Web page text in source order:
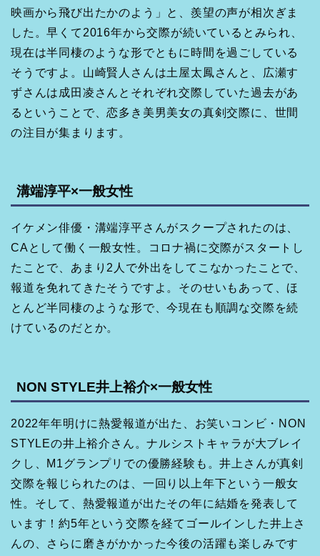
映画から飛び出たかのよう」と、羨望の声が相次ぎま
した。早くて2016年から交際が続いているとみられ、
現在は半同棲のような形でともに時間を過ごしている
そうですよ。山崎賢人さんは土屋太鳳さんと、広瀬す
ずさんは成田凌さんとそれぞれ交際していた過去があ
るということで、恋多き美男美女の真剣交際に、世間
の注目が集まります。
溝端淳平×一般女性
イケメン俳優・溝端淳平さんがスクープされたのは、
CAとして働く一般女性。コロナ禍に交際がスタートし
たことで、あまり2人で外出をしてこなかったことで、
報道を免れてきたそうですよ。そのせいもあって、ほ
とんど半同棲のような形で、今現在も順調な交際を続
けているのだとか。
NON STYLE井上裕介×一般女性
2022年年明けに熱愛報道が出た、お笑いコンビ・NON
STYLEの井上裕介さん。ナルシストキャラが大ブレイ
クし、M1グランプリでの優勝経験も。井上さんが真剣
交際を報じられたのは、一回り以上年下という一般女
性。そして、熱愛報道が出たその年に結婚を発表して
います！約5年という交際を経てゴールインした井上さ
んの、さらに磨きがかかった今後の活躍も楽しみです